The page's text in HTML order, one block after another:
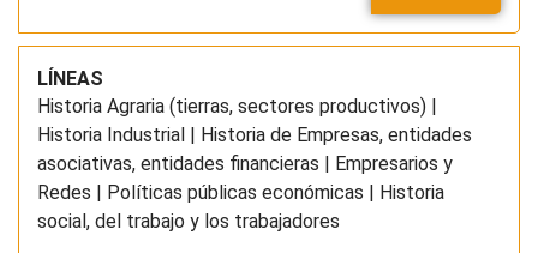
LÍNEAS
Historia Agraria (tierras, sectores productivos) |
Historia Industrial | Historia de Empresas, entidades
asociativas, entidades financieras | Empresarios y
Redes | Políticas públicas económicas | Historia
social, del trabajo y los trabajadores